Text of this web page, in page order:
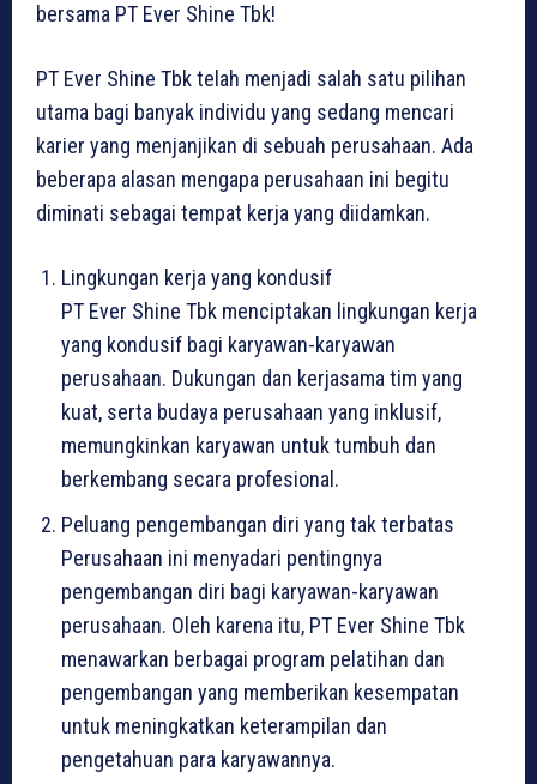
bersama PT Ever Shine Tbk!
PT Ever Shine Tbk telah menjadi salah satu pilihan
utama bagi banyak individu yang sedang mencari
karier yang menjanjikan di sebuah perusahaan. Ada
beberapa alasan mengapa perusahaan ini begitu
diminati sebagai tempat kerja yang diidamkan.
Lingkungan kerja yang kondusif
PT Ever Shine Tbk menciptakan lingkungan kerja
yang kondusif bagi karyawan-karyawan
perusahaan. Dukungan dan kerjasama tim yang
kuat, serta budaya perusahaan yang inklusif,
memungkinkan karyawan untuk tumbuh dan
berkembang secara profesional.
Peluang pengembangan diri yang tak terbatas
Perusahaan ini menyadari pentingnya
pengembangan diri bagi karyawan-karyawan
perusahaan. Oleh karena itu, PT Ever Shine Tbk
menawarkan berbagai program pelatihan dan
pengembangan yang memberikan kesempatan
untuk meningkatkan keterampilan dan
pengetahuan para karyawannya.